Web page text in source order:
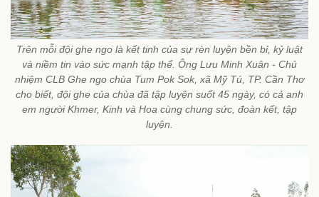
Trên mỗi đội ghe ngo là kết tinh của sự rèn luyện bền bỉ, kỷ luật
và niềm tin vào sức mạnh tập thể. Ông Lưu Minh Xuân - Chủ
nhiệm CLB Ghe ngo chùa Tum Pok Sok, xã Mỹ Tú, TP. Cần Thơ
cho biết, đội ghe của chùa đã tập luyện suốt 45 ngày, có cả anh
em người Khmer, Kinh và Hoa cùng chung sức, đoàn kết, tập
luyện.